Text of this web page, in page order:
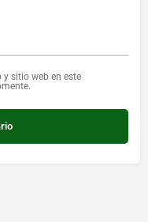
y sitio web en este